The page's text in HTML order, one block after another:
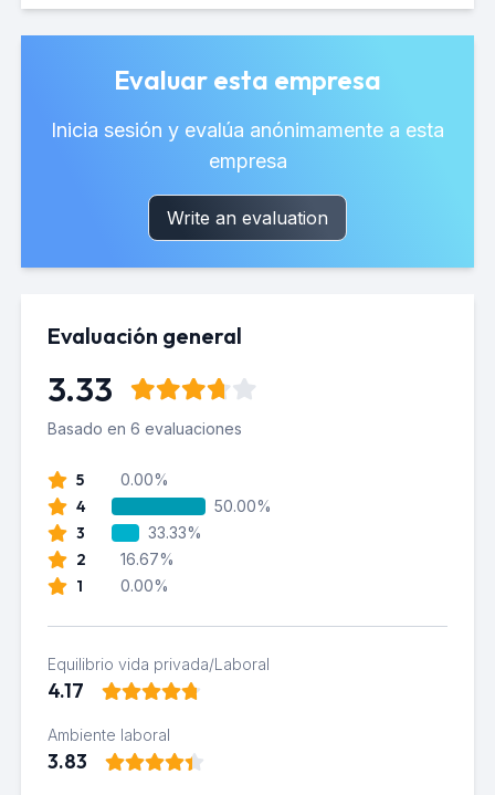
Evaluar esta empresa
Inicia sesión y evalúa anónimamente a esta
empresa
Write an evaluation
Evaluación general
3.33
Basado en 6 evaluaciones
5 0.00%
4 50.00%
3 33.33%
2 16.67%
1 0.00%
Equilibrio vida privada/Laboral
4.17
Ambiente laboral
3.83